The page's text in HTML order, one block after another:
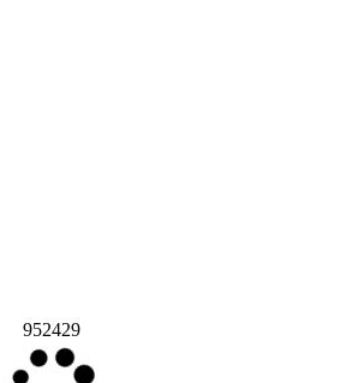
952429